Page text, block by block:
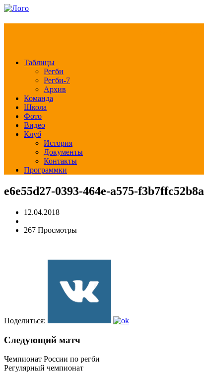
Таблицы
Регби
Регби-7
Архив
Команда
Школа
Фото
Видео
Клуб
История
Документы
Контакты
Программки
e6e55d27-0393-464e-a575-f3b7ffc52b8a
12.04.2018
267 Просмотры
Поделиться:
Следующий матч
Чемпионат России по регби
Регулярный чемпионат